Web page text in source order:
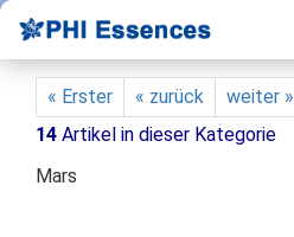
« Erster « zurück weiter »
14 Artikel in dieser Kategorie
Mars